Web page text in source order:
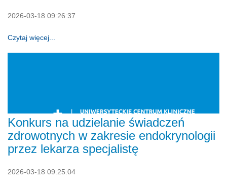
2026-03-18 09:26:37
Czytaj więcej...
Konkurs na udzielanie świadczeń
zdrowotnych w zakresie endokrynologii
przez lekarza specjalistę
2026-03-18 09:25:04